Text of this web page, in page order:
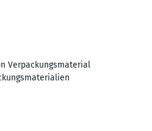
Verpackungsmaterial